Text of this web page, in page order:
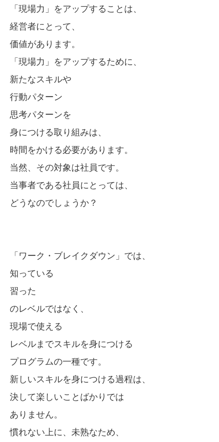
「現場力」をアップすることは、
経営者にとって、
価値があります。
「現場力」をアップするために、
新たなスキルや
行動パターン
思考パターンを
身につける取り組みは、
時間をかける必要があります。
当然、その対象は社員です。
当事者である社員にとっては、
どうなのでしょうか？
「ワーク・ブレイクダウン」では、
知っている
習った
のレベルではなく、
現場で使える
レベルまでスキルを身につける
プログラムの一種です。
新しいスキルを身につける過程は、
決して楽しいことばかりでは
ありません。
慣れない上に、未熟なため、